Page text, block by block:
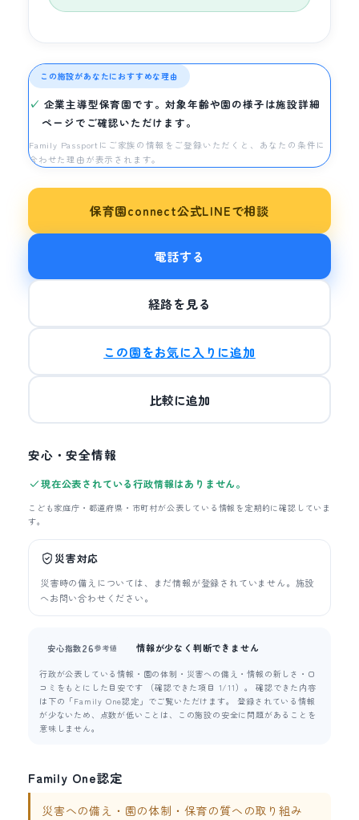
この施設があなたにおすすめな理由
企業主導型保育園です。対象年齢や園の様子は施設詳細
ページでご確認いただけます。
Family Passportにご家族の情報をご登録いただくと、あなたの条件に
合わせた理由が表示されます。
保育園connect公式LINEで相談
電話する
経路を見る
この園をお気に入りに追加
比較に追加
安心・安全情報
現在公表されている行政情報はありません。
こども家庭庁・都道府県・市町村が公表している情報を定期的に確認していま
す。
災害対応
災害時の備えについては、まだ情報が登録されていません。施設
へお問い合わせください。
安心指数26参考値 情報が少なく判断できません
行政が公表している情報・園の体制・災害への備え・情報の新しさ・口
コミをもとにした目安です （確認できた項目 1/11）。 確認できた内容
は下の「Family One認定」でご覧いただけます。 登録されている情報
が少ないため、点数が低いことは、この施設の安全に問題があることを
意味しません。
Family One認定
災害への備え・園の体制・保育の質への取り組み